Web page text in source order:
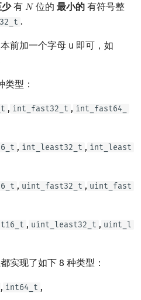
有 𝑁
N 位的最小的 有符号整
.
前加一个字母 u 即可，如
型：
, int_fast32_t , int_fast64_
, int_least32_t , int_least
, uint_fast32_t , uint_fast
, uint_least32_t , uint_l
实现了如下 8 种类型：
, int64_t ,